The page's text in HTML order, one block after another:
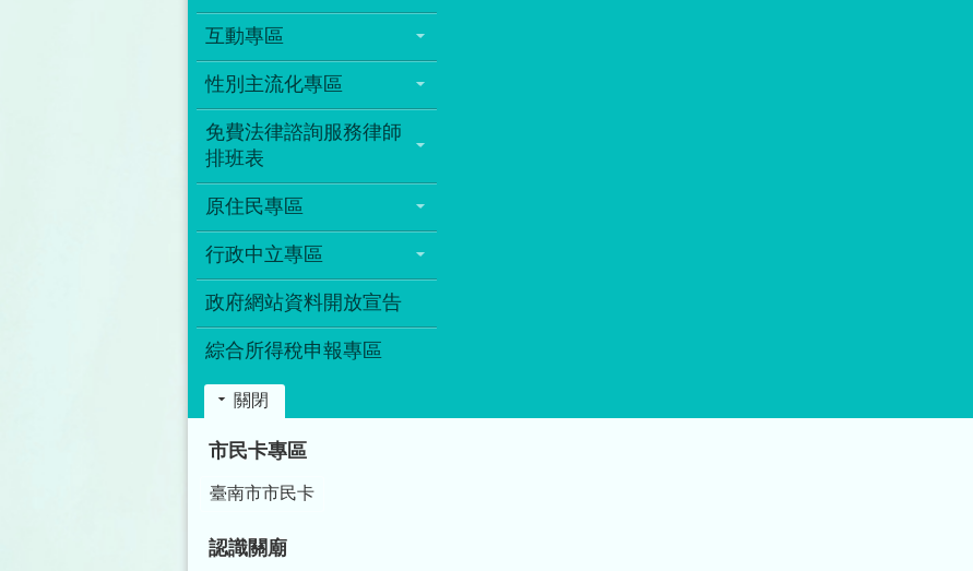
互動專區
性別主流化專區
免費法律諮詢服務律師
排班表
原住民專區
行政中立專區
政府網站資料開放宣告
綜合所得稅申報專區
關閉
市民卡專區
臺南市市民卡
認識關廟